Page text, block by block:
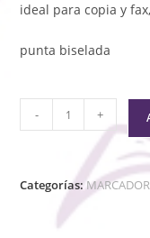
ideal para copia y
punta biselada
- +
Categorías: